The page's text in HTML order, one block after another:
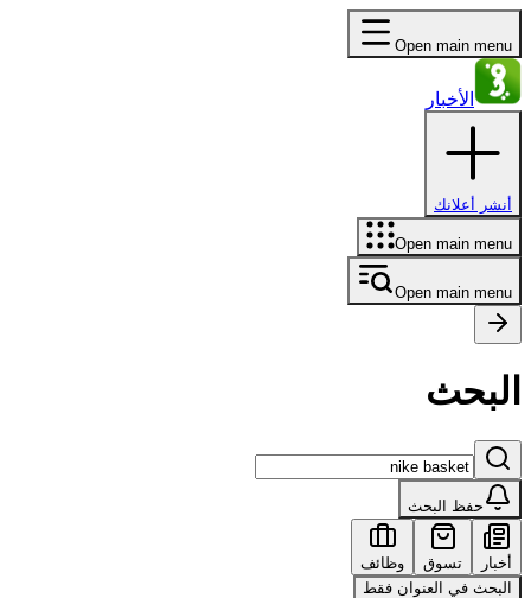
Open main menu
الأخبار
أنشر أعلانك
Open main menu
Open main menu
البحث
حفظ البحث
أخبار تسوق
وظائف
البحث في العنوان فقط